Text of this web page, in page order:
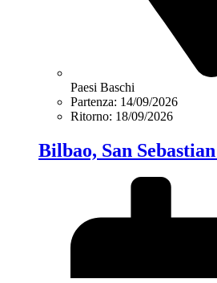
Paesi Baschi
Partenza: 14/09/2026
Ritorno: 18/09/2026
Bilbao, San